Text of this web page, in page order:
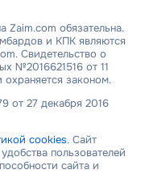
Zaim.com обязательна.
и КПК являются
Свидетельство о
№2016621516 от 11
законом.
от 27 декабря 2016
cookies. Сайт
пользователей
сайта и